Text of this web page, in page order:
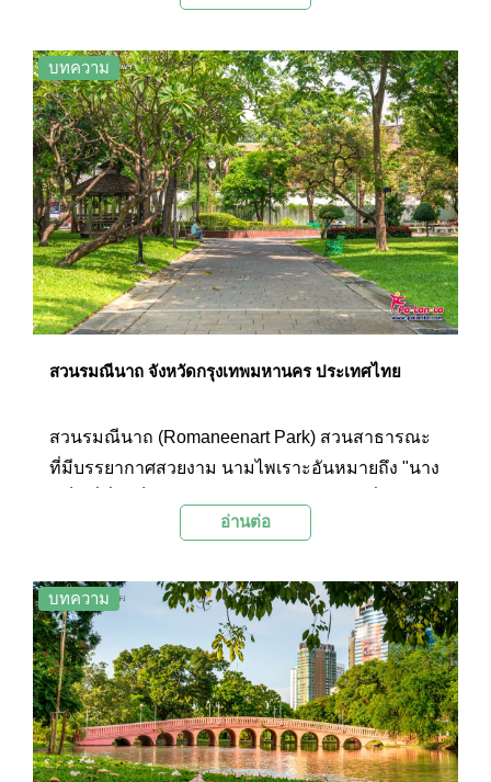
บทความ
สวนรมณีนาถ จังหวัดกรุงเทพมหานคร ประเทศไทย
สวนรมณีนาถ (Romaneenart Park) สวนสาธารณะ
ที่มีบรรยากาศสวยงาม นามไพเราะอันหมายถึง "นาง
ดัดแปลงมาจากคุกเก่าตั้งแต่สมัยรัชกาลที่ 5
อ่านต่อ
บทความ